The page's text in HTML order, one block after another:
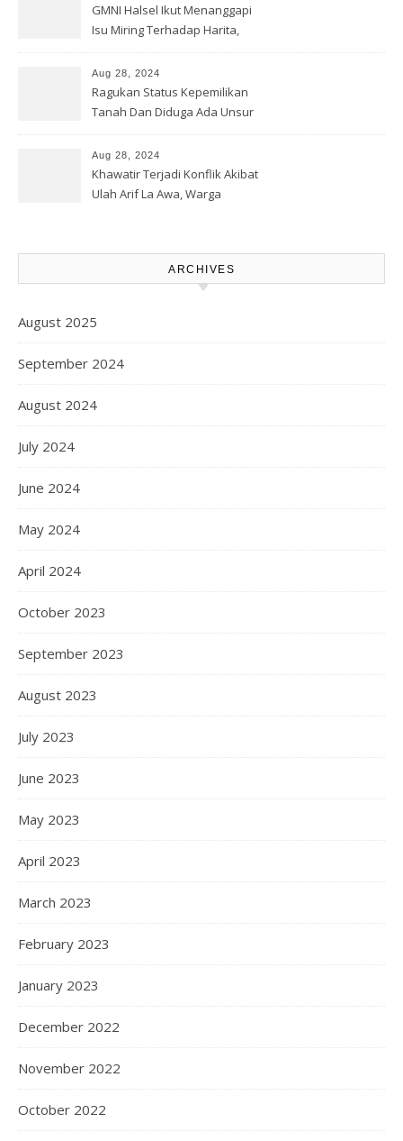
GMNI Halsel Ikut Menanggapi
Isu Miring Terhadap Harita,
Lahan Warga
Aug 28, 2024
Ragukan Status Kepemilikan
Tanah Dan Diduga Ada Unsur
Korporasi Harita, GPM Halsel
Minta Polres Panggil Dan
Tetapkan Bapak Arif La Awa
Aug 28, 2024
Khawatir Terjadi Konflik Akibat
Ulah Arif La Awa, Warga
ARCHIVES
August 2025
September 2024
August 2024
July 2024
June 2024
May 2024
April 2024
October 2023
September 2023
August 2023
July 2023
June 2023
May 2023
April 2023
March 2023
February 2023
January 2023
December 2022
November 2022
October 2022